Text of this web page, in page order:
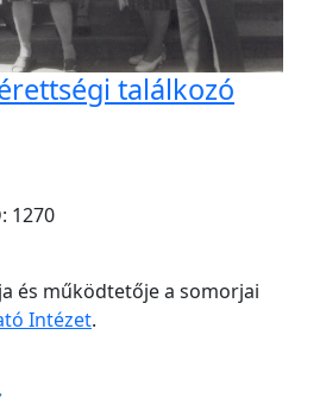
találkozó
1270
és működtetője a somorjai
Intézet.